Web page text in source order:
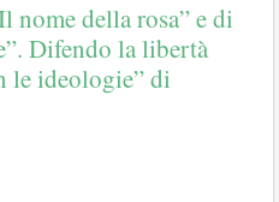
nome della rosa” e di
Difendo la libertà
le ideologie” di